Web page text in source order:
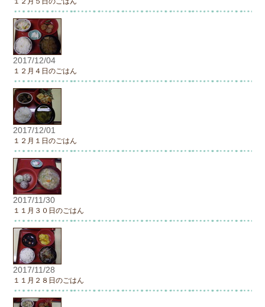
2017/12/04
１２月４日のごはん
2017/12/01
１２月１日のごはん
2017/11/30
１１月３０日のごはん
2017/11/28
１１月２８日のごはん